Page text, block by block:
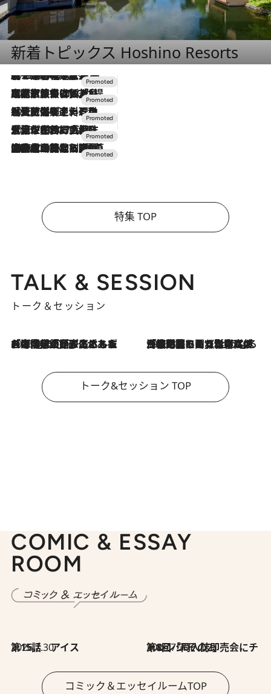
新着トピックス Hoshino Resorts
2026.8.7
【トンボの足水浴】ヒノキの香りに包まれて涼感マックス！約13℃の湧水かけ流しを避暑地「星野温泉 トンボの湯」で体験
2026.7.31
【ホテル帰省】という選択肢をOMOが提案。家族とほどよい距離を保つには「昼は実家、夜は気兼ねなくホテルで！」
2026.7.24
【夏限定ディナーコース】旬を迎える稚鮎や花ズッキーニなどをイタリア・トスカーナの郷土料理の手法で満喫！
2026.7.17
「土佐和ハーブかき氷」がOMO7高知に登場！生姜、山椒、大葉など目にも舌にも涼を呼ぶ郷土の味
2026.7.10
NEW OPEN！【界 草津】名湯の地に誕生。趣の異なる2種の温泉と上州ならではの会席・蕎麦割烹など美食を味わう究極の癒やし旅
特集 TOP
TALK & SESSION
トーク＆セッション
2026.8.3
「今後値上げがあるとすれば…」「リスクがあるのは今年の冬」エネルギー専門家が語る、ホルムズ海峡封鎖が家庭にもたらす“ある心配” 2026.8.3
「住宅建てられない…」「サーチャージ料の高値が続いている」ホルムズ海峡封鎖による影響はいつまで続く？《エネルギー専門家に聞く“どうなる日本の暮らし”》
トーク&セッション TOP
COMIC & ESSAY
ROOM
2026.7.30
第15話 アイス 2026.7.30
第8回「同人誌即売会にチャレンジ その2」
コミック＆エッセイルームTOP